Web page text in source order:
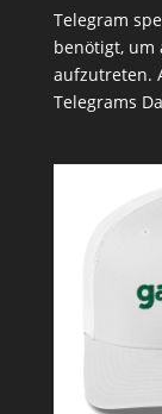
Telegram
benötigt, um
aufzutreten.
Telegrams